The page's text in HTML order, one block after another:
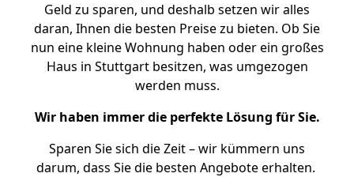
Geld zu sparen, und deshalb setzen wir alles
daran, Ihnen die besten Preise zu bieten. Ob Sie
nun eine kleine Wohnung haben oder ein großes
Haus in Stuttgart besitzen, was umgezogen
werden muss.
Wir haben immer die perfekte Lösung für Sie.
Sparen Sie sich die Zeit – wir kümmern uns
darum, dass Sie die besten Angebote erhalten.